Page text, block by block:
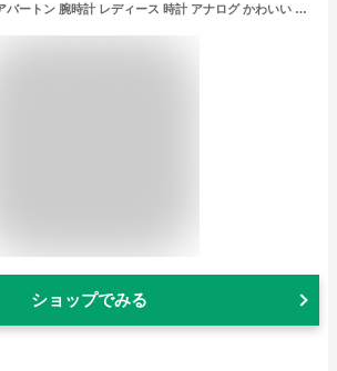
[公式] オリビアバートン 腕時計 レディース 時計 アナログ かわいい ブランド シグネチャー - 28mm フローラル ウルトラ スリム ゴールド メッシュ ウォッチ シンプル きれいめ おしゃれ 仕事用 合わせやすい 金色
ショップでみる